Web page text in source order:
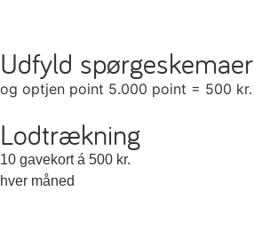
Udfyld spørgeskemaer
og optjen point 5.000 point = 500 kr.
Lodtrækning
10 gavekort á 500 kr.
hver måned